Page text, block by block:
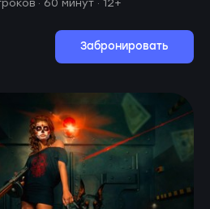
· 60 минут · 12+
Забронировать